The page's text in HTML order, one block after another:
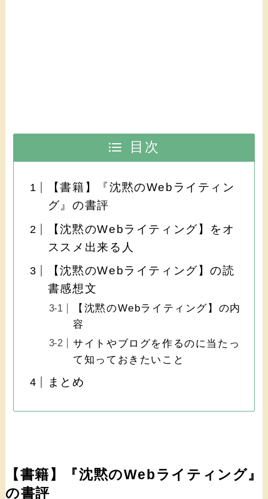
目次
【書籍】『沈黙のWebライティン
グ』の書評
【沈黙のWebライティング】をオ
ススメ出来る人
【沈黙のWebライティング】の読
書感想文
【沈黙のWebライティング】の内
容
サイトやブログを作るのに当たっ
て知っておきたいこと
まとめ
【書籍】『沈黙のWebライティング』
の書評